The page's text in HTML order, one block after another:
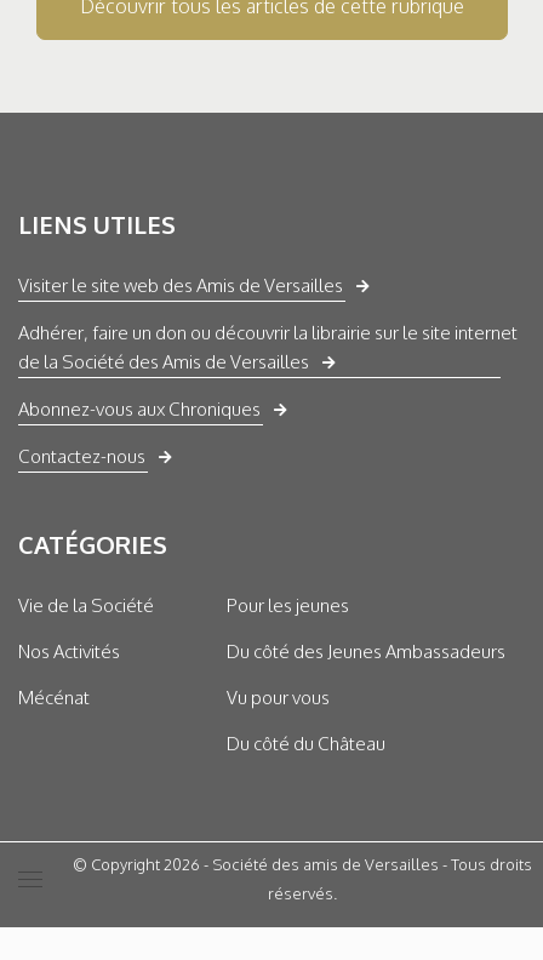
Découvrir tous les articles de cette rubrique
LIENS UTILES
Visiter le site web des Amis de Versailles
Adhérer, faire un don ou découvrir la librairie sur le site internet
de la Société des Amis de Versailles
Abonnez-vous aux Chroniques
Contactez-nous
CATÉGORIES
Vie de la Société
Nos Activités
Mécénat
Pour les jeunes
Du côté des Jeunes Ambassadeurs
Vu pour vous
Du côté du Château
© Copyright 2026 - Société des amis de Versailles - Tous droits
réservés.